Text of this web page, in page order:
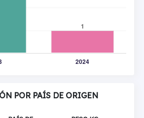
POR PAÍS DE ORIGEN